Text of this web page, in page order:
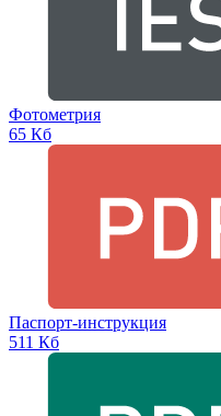
Фотометрия
65 Кб
Паспорт-инструкция
511 Кб